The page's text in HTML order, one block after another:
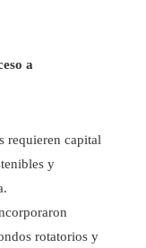
a
requieren capital
y
rotatorios y